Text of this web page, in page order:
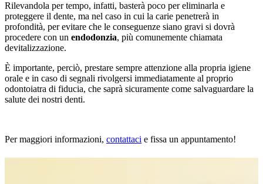
Rilevandola per tempo, infatti, basterà poco per eliminarla e
proteggere il dente, ma nel caso in cui la carie penetrerà in
profondità, per evitare che le conseguenze siano gravi si dovrà
procedere con un endodonzia, più comunemente chiamata
devitalizzazione.
È importante, perciò, prestare sempre attenzione alla propria igiene
orale e in caso di segnali rivolgersi immediatamente al proprio
odontoiatra di fiducia, che saprà sicuramente come salvaguardare la
salute dei nostri denti.
Per maggiori informazioni, contattaci e fissa un appuntamento!